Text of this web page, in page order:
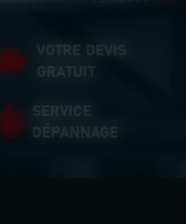
VOTRE DEVIS
GRATUIT
SERVICE
DÉPANNAGE